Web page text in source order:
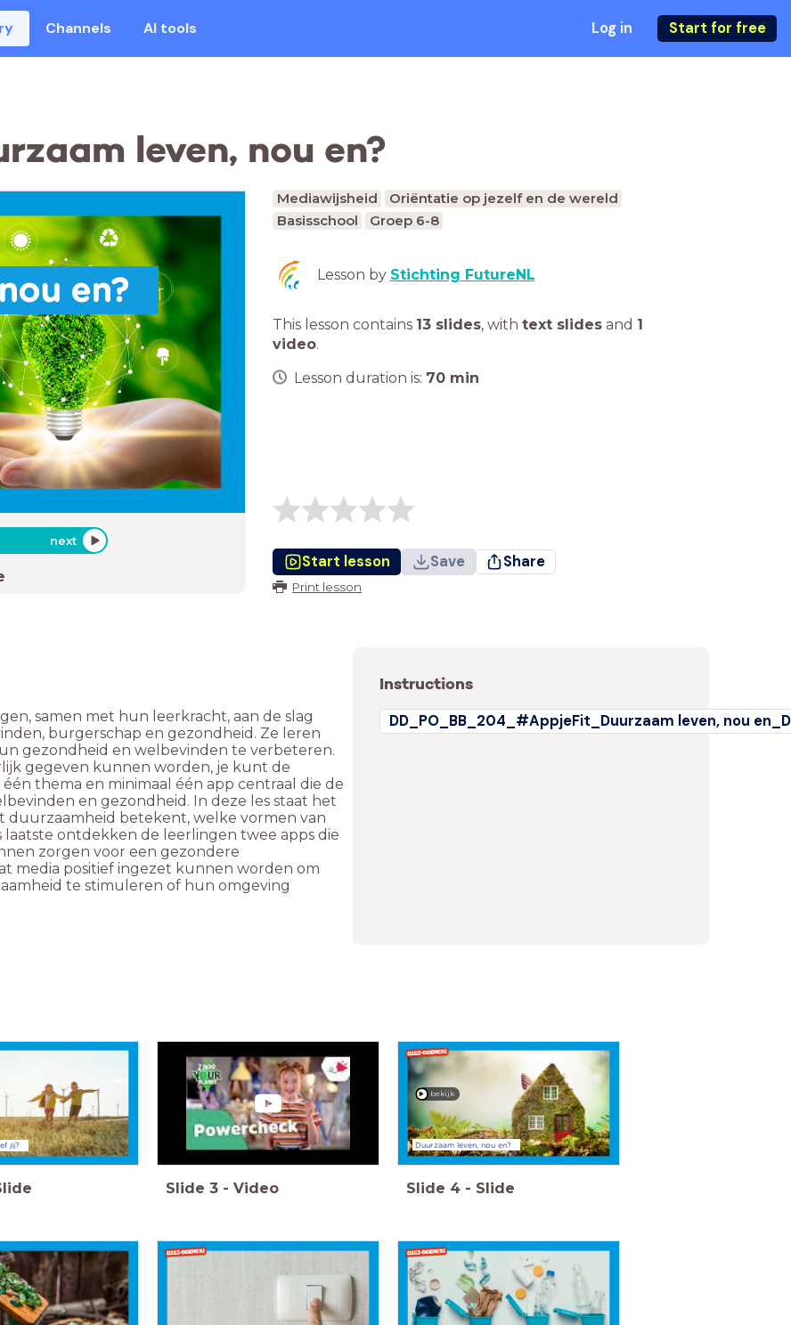
Channels AI tools Log in Start for free
leven, nou en?
en?
next
Mediawijsheid
Oriëntatie op jezelf en de wereld
Basisschool
Groep 6-8
Lesson by Stichting FutureNL
This lesson contains 13 slides, with text slides and 1
video.
Lesson duration is: 70 min
Start lesson Save Share
Print lesson
samen met hun leerkracht, aan de slag
burgerschap en gezondheid. Ze leren
gezondheid en welbevinden te verbeteren.
gegeven kunnen worden, je kunt de
thema en minimaal één app centraal die de
en gezondheid. In deze les staat het
duurzaamheid betekent, welke vormen van
ontdekken de leerlingen twee apps die
zorgen voor een gezondere
media positief ingezet kunnen worden om
te stimuleren of hun omgeving
Instructions
DD_PO_BB_204_#AppjeFit_Duurzaam leven, nou
jij?
Slide 3 - Video
Duurzaam leven, nou en?
bekijk
Slide 4 - Slide